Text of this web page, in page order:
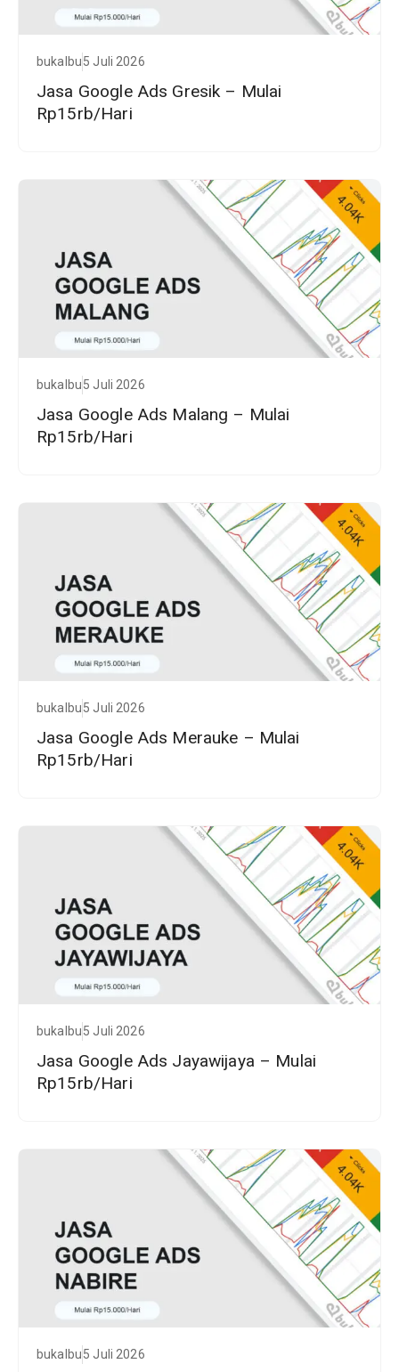
bukalbu5 Juli 2026
Jasa Google Ads Gresik – Mulai
Rp15rb/Hari
bukalbu5 Juli 2026
Jasa Google Ads Malang – Mulai
Rp15rb/Hari
bukalbu5 Juli 2026
Jasa Google Ads Merauke – Mulai
Rp15rb/Hari
bukalbu5 Juli 2026
Jasa Google Ads Jayawijaya – Mulai
Rp15rb/Hari
bukalbu5 Juli 2026